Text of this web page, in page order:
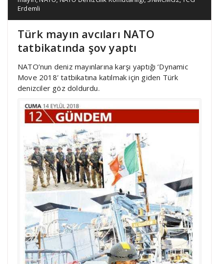
Erdemli
Türk mayın avcıları NATO
tatbikatında şov yaptı
NATO’nun deniz mayınlarına karşı yaptığı ‘Dynamic
Move 2018’ tatbikatına katılmak için giden Türk
denizciler göz doldurdu.